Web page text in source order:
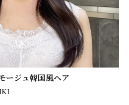
ージュ韓国風ヘア